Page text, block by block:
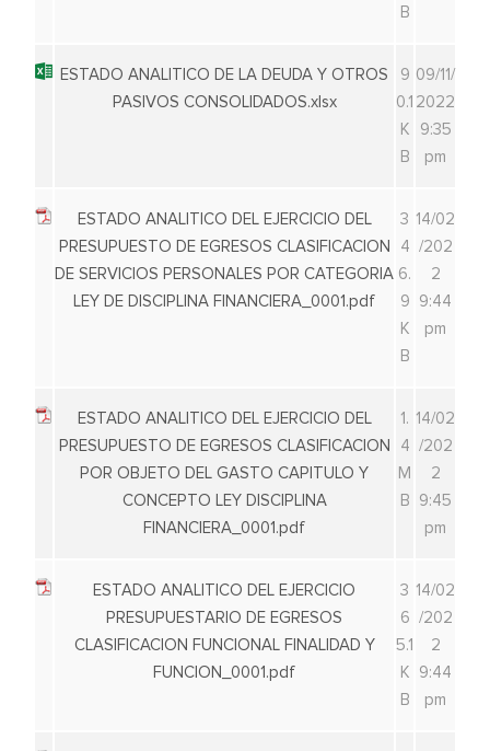
B
ESTADO ANALITICO DE LA DEUDA Y OTROS
PASIVOS CONSOLIDADOS.xlsx
9
0.1
K
B
09/11/
2022
9:35
pm
ESTADO ANALITICO DEL EJERCICIO DEL
PRESUPUESTO DE EGRESOS CLASIFICACION
DE SERVICIOS PERSONALES POR CATEGORIA
LEY DE DISCIPLINA FINANCIERA_0001.pdf
3
4
6.
9
K
B
14/02
/202
2
9:44
pm
ESTADO ANALITICO DEL EJERCICIO DEL
PRESUPUESTO DE EGRESOS CLASIFICACION
POR OBJETO DEL GASTO CAPITULO Y
CONCEPTO LEY DISCIPLINA
FINANCIERA_0001.pdf
1.
4
M
B
14/02
/202
2
9:45
pm
ESTADO ANALITICO DEL EJERCICIO
PRESUPUESTARIO DE EGRESOS
CLASIFICACION FUNCIONAL FINALIDAD Y
FUNCION_0001.pdf
3
6
5.1
K
B
14/02
/202
2
9:44
pm